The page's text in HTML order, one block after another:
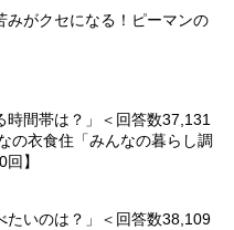
みがクセになる！ピーマンの
時間帯は？」＜回答数37,131
の衣食住「みんなの暮らし調
】
たいのは？」＜回答数38,109